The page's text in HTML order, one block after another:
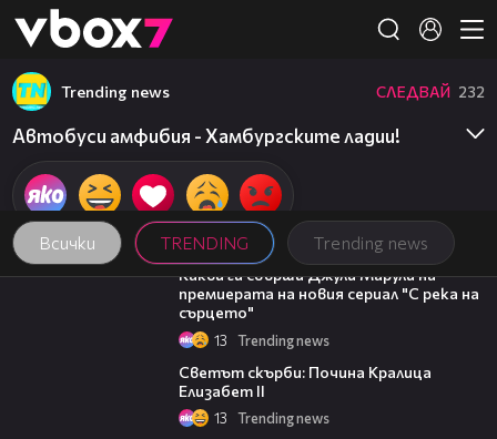
👾
Всички TRENDING Trending news
Trending news СЛЕДВАЙ 232
Автобуси амфибия - Хамбургските ладии!
04:20
Какви ги свърши Джули Марули на
премиерата на новия сериал "С река на
сърцето"
13 Trending news
Светът скърби: Почина Кралица
Елизабет II
13 Trending news